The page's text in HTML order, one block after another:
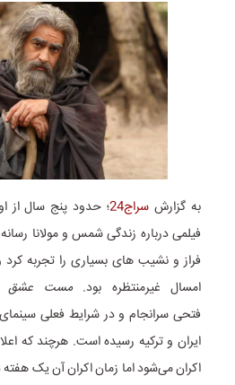
به گزارش سراج24
؛ حدود پنج سال از
فیلمی درباره زندگی شمس و مولانا
فراز و نشیب های بسیاری را تجربه
امسال غیرمنتظره بود.مست عشق
فتحی سرانجام و در شرایط فعلی سینمای
ایران و ترکیه رسیده است. هرچند که